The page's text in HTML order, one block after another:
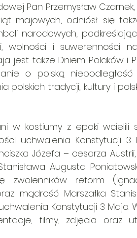
Pan Przemysław
majowych, odniósł się
narodowych,
wolności i suwerenności
jest także Dniem Polaków i
o polską
polskich tradycji, kultury i
w kostiumy z epoki wcielili
uchwalenia Konstytucji 3
Józefa – cesarza
Augusta
zwolenników reform
mądrość Marszałka
Konstytucji 3 Maja.
filmy, zdjęcia oraz